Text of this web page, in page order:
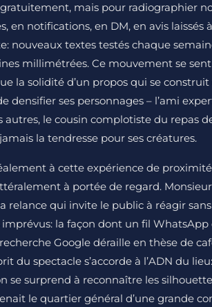
mais pour radiographier
en notifications, en DM, en avis
nouveaux textes testés chaque
millimétrées. Ce mouvement se
la solidité d’un propos qui se construit
densifier ses personnages – l’ami
autres, le cousin complotiste du repas
la tendresse pour ses créatures.
à cette expérience de
à portée de regard.
relance qui invite le public à réagir
imprévus: la façon dont un fil
Google déraille en thèse de
du spectacle s’accorde à l’ADN du
se surprend à reconnaître les
le quartier général d’une grande